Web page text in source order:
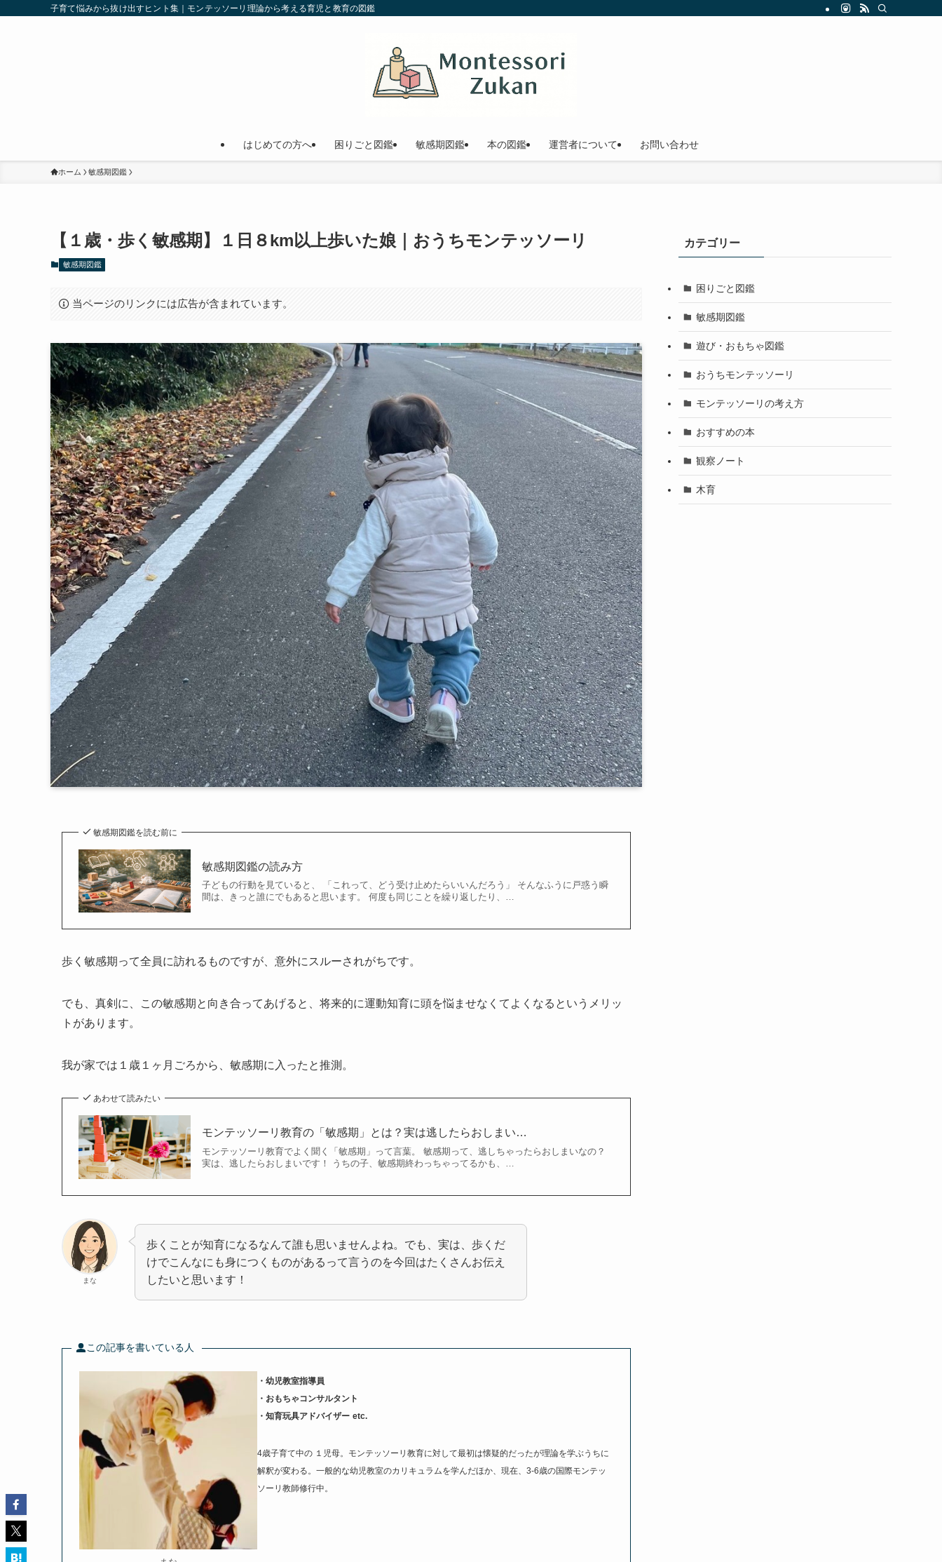
子育て悩みから抜け出すヒント集｜モンテッソーリ理論から考える育児と教育の図鑑
はじめての方へ 困りごと図鑑 敏感期図鑑 本の図鑑 運営者について お問い合わせ
ホーム 敏感期図鑑
【１歳・歩く敏感期】１日８km以上歩いた娘｜おうちモンテッソーリ
敏感期図鑑
当ページのリンクには広告が含まれています。
敏感期図鑑を読む前に
敏感期図鑑の読み方
子どもの行動を見ていると、 「これって、どう受け止めたらいいんだろう」 そんなふうに戸惑う瞬
間は、きっと誰にでもあると思います。 何度も同じことを繰り返したり、…
歩く敏感期って全員に訪れるものですが、意外にスルーされがちです。
でも、真剣に、この敏感期と向き合ってあげると、将来的に運動知育に頭を悩ませなくてよくなるというメリッ
トがあります。
我が家では１歳１ヶ月ごろから、敏感期に入ったと推測。
あわせて読みたい
モンテッソーリ教育の「敏感期」とは？実は逃したらおしまい…
モンテッソーリ教育でよく聞く「敏感期」って言葉。 敏感期って、逃しちゃったらおしまいなの？
実は、逃したらおしまいです！ うちの子、敏感期終わっちゃってるかも、…
まな
歩くことが知育になるなんて誰も思いませんよね。でも、実は、歩くだ
けでこんなにも身につくものがあるって言うのを今回はたくさんお伝え
したいと思います！
この記事を書いている人
・幼児教室指導員
・おもちゃコンサルタント
・知育玩具アドバイザー etc.
4歳子育て中の １児母。モンテッソーリ教育に対して最初は懐疑的だったが理論を学ぶうちに
解釈が変わる。一般的な幼児教室のカリキュラムを学んだほか、現在、3-6歳の国際モンテッ
ソーリ教師修行中。
カテゴリー
困りごと図鑑
敏感期図鑑
遊び・おもちゃ図鑑
おうちモンテッソーリ
モンテッソーリの考え方
おすすめの本
観察ノート
木育